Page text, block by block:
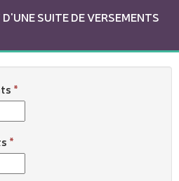
SUITE DE VERSEMENTS